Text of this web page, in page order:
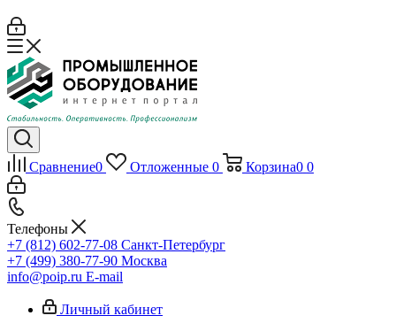
Сравнение0 Отложенные 0 Корзина0 0
Телефоны
+7 (812) 602-77-08 Санкт-Петербург
+7 (499) 380-77-90 Москва
info@poip.ru E-mail
Личный кабинет